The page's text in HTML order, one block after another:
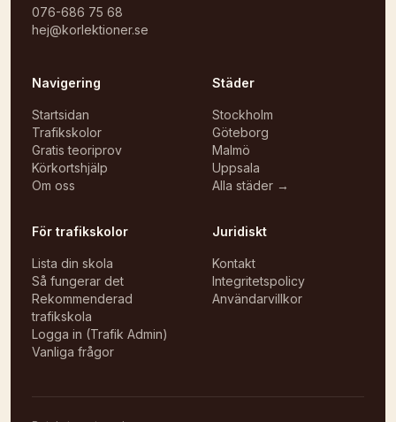
076-686 75 68
hej@korlektioner.se
Navigering
Startsidan
Trafikskolor
Gratis teoriprov
Körkortshjälp
Om oss
Städer
Stockholm
Göteborg
Malmö
Uppsala
Alla städer →
För trafikskolor
Lista din skola
Så fungerar det
Rekommenderad
trafikskola
Logga in (Trafik Admin)
Vanliga frågor
Juridiskt
Kontakt
Integritetspolicy
Användarvillkor